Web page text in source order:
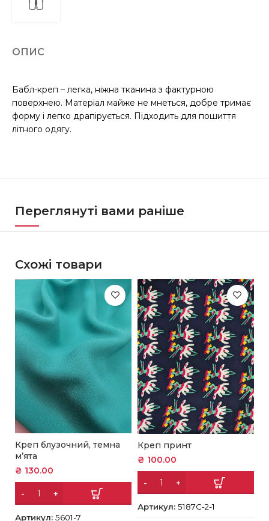
ОПИС
Бабл-креп – легка, ніжна тканина з фактурною
поверхнею. Матеріал майже не мнеться, добре тримає
форму і легко драпірується. Підходить для пошиття
літного одягу.
Переглянуті вами раніше
Схожі товари
Креп блузочний, темна
м’ята
₴ 130.00
Артикул:5601-7
Креп принт
₴ 100.00
Артикул: 5187C-2-1